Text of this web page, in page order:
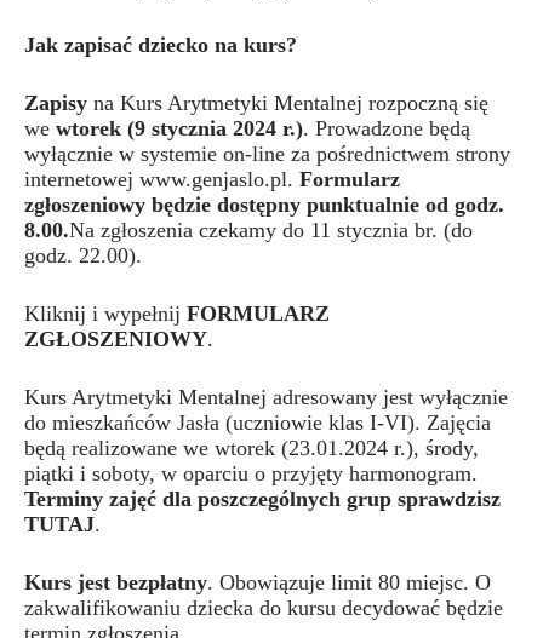
Jak zapisać dziecko na kurs?
Zapisy na Kurs Arytmetyki Mentalnej rozpoczną się
we wtorek (9 stycznia 2024 r.). Prowadzone będą
wyłącznie w systemie on-line za pośrednictwem strony
internetowej www.genjaslo.pl. Formularz
zgłoszeniowy będzie dostępny punktualnie od godz.
8.00.Na zgłoszenia czekamy do 11 stycznia br. (do
godz. 22.00).
Kliknij i wypełnij FORMULARZ
ZGŁOSZENIOWY.
Kurs Arytmetyki Mentalnej adresowany jest wyłącznie
do mieszkańców Jasła (uczniowie klas I-VI). Zajęcia
będą realizowane we wtorek (23.01.2024 r.), środy,
piątki i soboty, w oparciu o przyjęty harmonogram.
Terminy zajęć dla poszczególnych grup sprawdzisz
TUTAJ.
Kurs jest bezpłatny. Obowiązuje limit 80 miejsc. O
zakwalifikowaniu dziecka do kursu decydować będzie
termin zgłoszenia.